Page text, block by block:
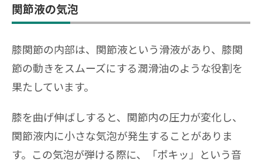
関節液の気泡
膝関節の内部は、関節液という滑液があり、膝関
節の動きをスムーズにする潤滑油のような役割を
果たしています。
膝を曲げ伸ばしすると、関節内の圧力が変化し、
関節液内に小さな気泡が発生することがありま
す。この気泡が弾ける際に、「ポキッ」という音